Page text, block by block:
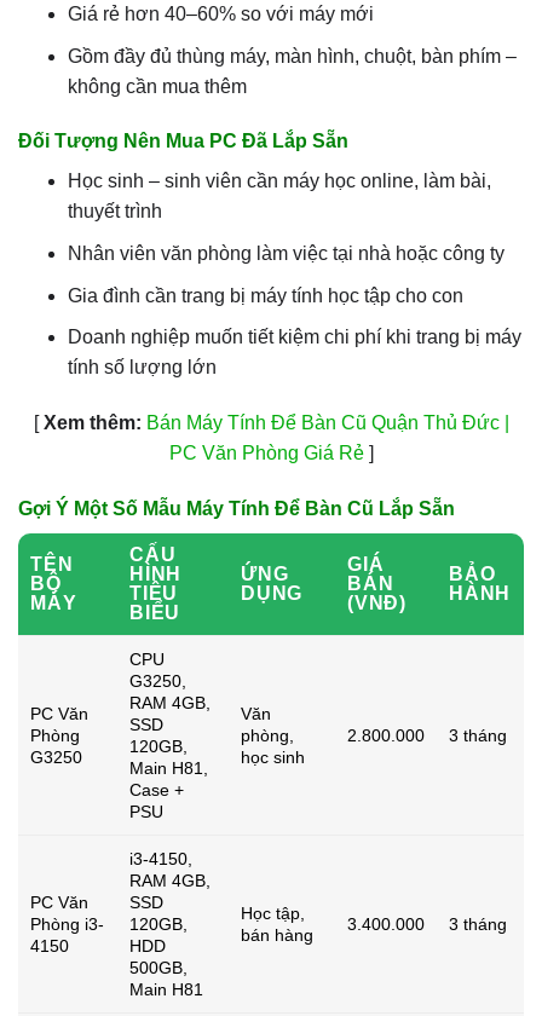
Giá rẻ hơn 40–60% so với máy mới
Gồm đầy đủ thùng máy, màn hình, chuột, bàn phím –
không cần mua thêm
Đối Tượng Nên Mua PC Đã Lắp Sẵn
Học sinh – sinh viên cần máy học online, làm bài,
thuyết trình
Nhân viên văn phòng làm việc tại nhà hoặc công ty
Gia đình cần trang bị máy tính học tập cho con
Doanh nghiệp muốn tiết kiệm chi phí khi trang bị máy
tính số lượng lớn
[Xem thêm: Bán Máy Tính Để Bàn Cũ Quận Thủ Đức |
PC Văn Phòng Giá Rẻ]
Gợi Ý Một Số Mẫu Máy Tính Để Bàn Cũ Lắp Sẵn
TÊN
BỘ
MÁY
CẤU
HÌNH
TIÊU
BIỂU
ỨNG
DỤNG
GIÁ
BÁN
(VNĐ)
BẢO
HÀNH
PC Văn
Phòng
G3250
CPU
G3250,
RAM 4GB,
SSD
120GB,
Main H81,
Case +
PSU
Văn
phòng,
học sinh
2.800.000 3 tháng
PC Văn
Phòng i3-
4150
i3-4150,
RAM 4GB,
SSD
120GB,
HDD
500GB,
Main H81
Học tập,
bán hàng
3.400.000 3 tháng